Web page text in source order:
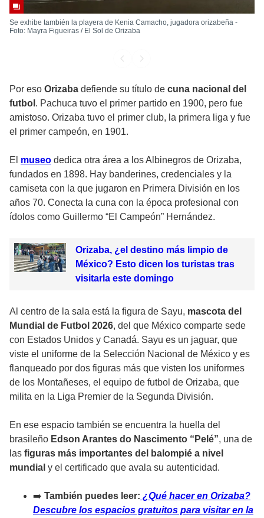
Se exhibe también la playera de Kenia Camacho, jugadora orizabeña -
Foto: Mayra Figueiras / El Sol de Orizaba
Por eso Orizaba defiende su título de cuna nacional del
futbol . Pachuca tuvo el primer partido en 1900, pero fue
amistoso. Orizaba tuvo el primer club, la primera liga y fue
el primer campeón, en 1901.
El museo dedica otra área a los Albinegros de Orizaba,
fundados en 1898. Hay banderines, credenciales y la
camiseta con la que jugaron en Primera División en los
años 70. Conecta la cuna con la época profesional con
ídolos como Guillermo “El Campeón” Hernández.
Orizaba, ¿el destino más limpio de
México? Esto dicen los turistas tras
visitarla este domingo
Al centro de la sala está la figura de Sayu, mascota del
Mundial de Futbol 2026, del que México comparte sede
con Estados Unidos y Canadá. Sayu es un jaguar, que
viste el uniforme de la Selección Nacional de México y es
flanqueado por dos figuras más que visten los uniformes
de los Montañeses, el equipo de futbol de Orizaba, que
milita en la Liga Premier de la Segunda División.
En ese espacio también se encuentra la huella del
brasileño Edson Arantes do Nascimento “Pelé”, una de
las figuras más importantes del balompié a nivel
mundial y el certificado que avala su autenticidad.
➡️ También puedes leer: ¿Qué hacer en Orizaba?
Descubre los espacios gratuitos para visitar en la